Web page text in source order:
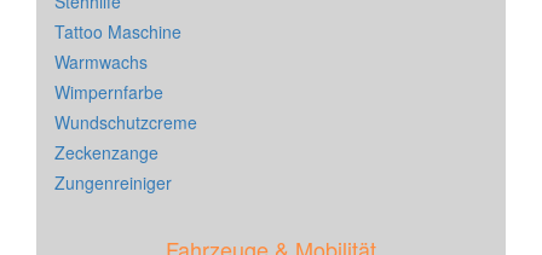
Tattoo Maschine
Warmwachs
Wimpernfarbe
Wundschutzcreme
Zeckenzange
Zungenreiniger